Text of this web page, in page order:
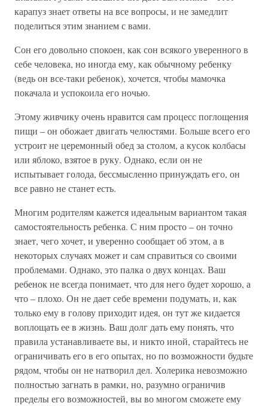
карапуз знает ответы на все вопросы, и не замедлит
поделиться этим знанием с вами.
Сон его довольно спокоен, как сон всякого уверенного в
себе человека, но иногда ему, как обычному ребенку
(ведь он все-таки ребенок), хочется, чтобы мамочка
покачала и успокоила его ночью.
Этому живчику очень нравится сам процесс поглощения
пищи – он обожает двигать челюстями. Больше всего его
устроит не церемонный обед за столом, а кусок колбасы
или яблоко, взятое в руку. Однако, если он не
испытывает голода, бессмысленно принуждать его, он
все равно не станет есть.
Многим родителям кажется идеальным вариантом такая
самостоятельность ребенка. С ним просто – он точно
знает, чего хочет, и уверенно сообщает об этом, а в
некоторых случаях может и сам справиться со своими
проблемами. Однако, это палка о двух концах. Ваш
ребенок не всегда понимает, что для него будет хорошо, а
что – плохо. Он не дает себе времени подумать, и, как
только ему в голову приходит идея, он тут же кидается
воплощать ее в жизнь. Ваш долг дать ему понять, что
правила устанавливаете вы, и никто иной, старайтесь не
ограничивать его в его опытах, но по возможности будьте
рядом, чтобы он не натворил дел. Холерика невозможно
полностью загнать в рамки, но, разумно ограничив
пределы его возможностей, вы во многом сможете ему